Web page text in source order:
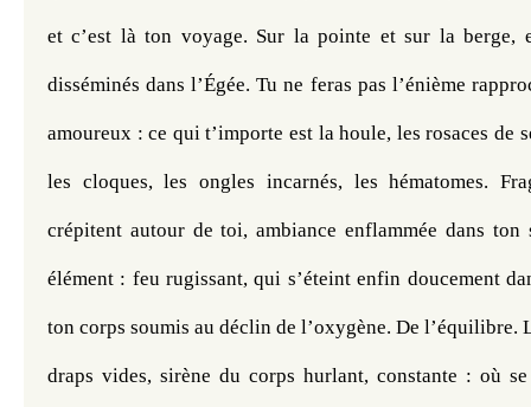
et c’est là ton voyage. Sur la pointe et sur la berge,
disséminés dans l’Égée. Tu ne feras pas l’énième
amoureux : ce qui t’importe est la houle, les rosaces de
les cloques, les ongles incarnés, les hématomes.
crépitent autour de toi, ambiance enflammée dans
élément : feu rugissant, qui s’éteint enfin doucement
ton corps soumis au déclin de l’oxygène. De l’équilibre.
draps vides, sirène du corps hurlant, constante : où